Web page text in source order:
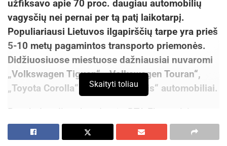
užfiksavo apie 70 proc. daugiau automobilių
vagysčių nei pernai per tą patį laikotarpį.
Populiariausi Lietuvos ilgapirščių tarpe yra prieš
5-10 metų pagamintos transporto priemonės.
Didžiuosiuose miestuose dažniausiai nuvaromi
„Volkswagen Tiguan“, „Volkswagen Touran“,
„Toyota Corolla“, „Toyota Avensis“ automobiliai.
Pasak draudimo bendrovės BTA Ekspertizių
skyriaus vadovo Andriaus Žiukelio, svarbiausia ką
tik įsigijus automobilį nedelsiant pasirūpinti jo
Skaityti toliau